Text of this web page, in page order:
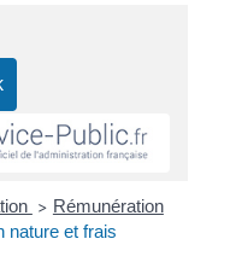
> Rémunération
nature et frais